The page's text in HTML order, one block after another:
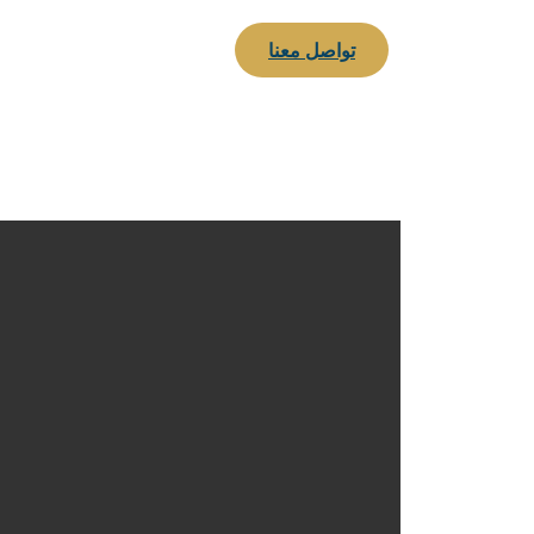
تواصل معنا